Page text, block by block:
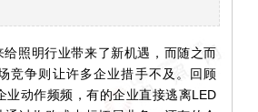
照明行业带来了新机遇，而随之而
竞争则让许多企业措手不及。回顾
业动作频频，有的企业直接逃离LED